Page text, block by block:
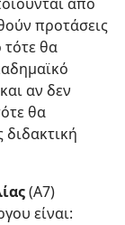
προτάσεις
θα
αν δεν
θα
διδακτική
(Α7)
είναι: